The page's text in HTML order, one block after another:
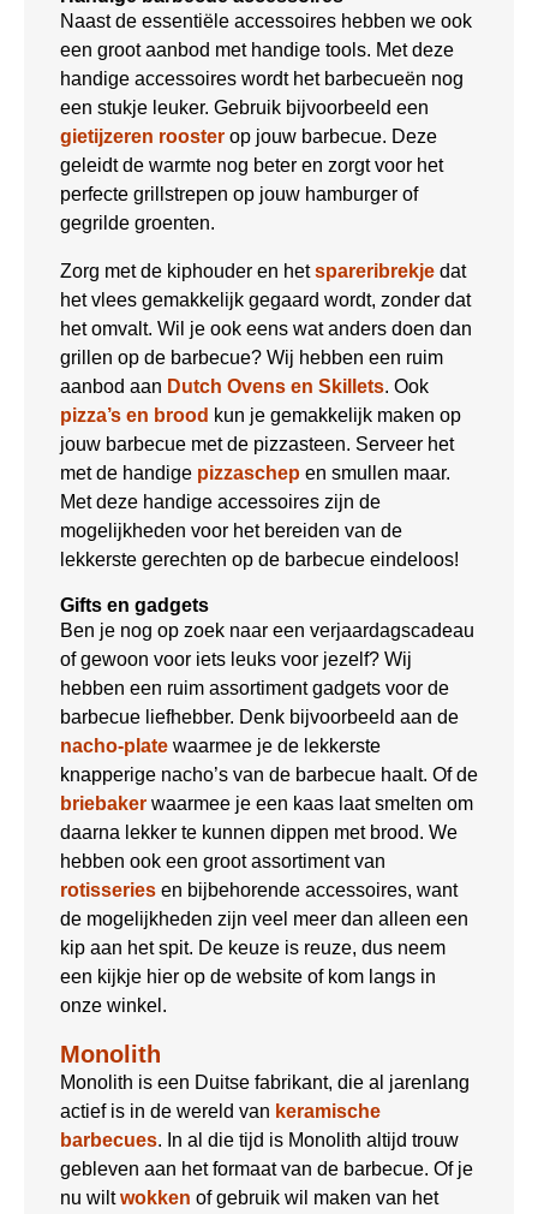
Naast de essentiële accessoires hebben we ook
een groot aanbod met handige tools. Met deze
handige accessoires wordt het barbecueën nog
een stukje leuker. Gebruik bijvoorbeeld een
gietijzeren rooster op jouw barbecue. Deze
geleidt de warmte nog beter en zorgt voor het
perfecte grillstrepen op jouw hamburger of
gegrilde groenten.
Zorg met de kiphouder en hetspareribrekje dat
het vlees gemakkelijk gegaard wordt, zonder dat
het omvalt. Wil je ook eens wat anders doen dan
grillen op de barbecue? Wij hebben een ruim
aanbod aan Dutch Ovens en Skillets. Ook
pizza’s en brood kun je gemakkelijk maken op
jouw barbecue met de pizzasteen. Serveer het
met de handige pizzaschep en smullen maar.
Met deze handige accessoires zijn de
mogelijkheden voor het bereiden van de
lekkerste gerechten op de barbecue eindeloos!
Gifts en gadgets
Ben je nog op zoek naar een verjaardagscadeau
of gewoon voor iets leuks voor jezelf? Wij
hebben een ruim assortiment gadgets voor de
barbecue liefhebber. Denk bijvoorbeeld aan de
nacho-plate waarmee je de lekkerste
knapperige nacho’s van de barbecue haalt. Of de
briebaker waarmee je een kaas laat smelten om
daarna lekker te kunnen dippen met brood. We
hebben ook een groot assortiment van
rotisseries en bijbehorende accessoires, want
de mogelijkheden zijn veel meer dan alleen een
kip aan het spit. De keuze is reuze, dus neem
een kijkje hier op de website of kom langs in
onze winkel.
Monolith
Monolith is een Duitse fabrikant, die al jarenlang
actief is in de wereld van keramische
barbecues. In al die tijd is Monolith altijd trouw
gebleven aan het formaat van de barbecue. Of je
nu wiltwokken of gebruik wil maken van het